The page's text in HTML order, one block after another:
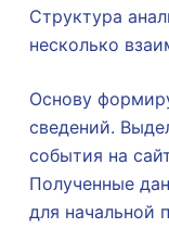
Структура
несколько
Основу
сведений.
события на
Полученные
для начальной